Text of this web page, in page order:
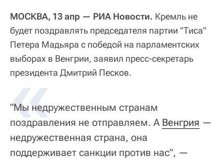
МОСКВА, 13 апр — РИА Новости. Кремль не
будет поздравлять председателя партии "Тиса"
Петера Мадьяра с победой на парламентских
выборах в Венгрии, заявил пресс-секретарь
президента Дмитрий Песков.
«
"Мы недружественным странам
поздравления не отправляем. А Венгрия —
недружественная страна, она
поддерживает санкции против нас", —